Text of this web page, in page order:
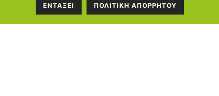
Διεύθυνση:Κ.Καρτάλη 297, Βόλος
ΕΝΤΑΞΕΙ ΠΟΛΙΤΙΚΗ ΑΠΟΡΡΗΤΟΥ